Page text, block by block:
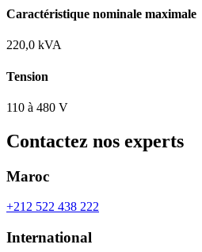
Caractéristique nominale maximale
220,0 kVA
Tension
110 à 480 V
Contactez nos experts
Maroc
+212 522 438 222
International